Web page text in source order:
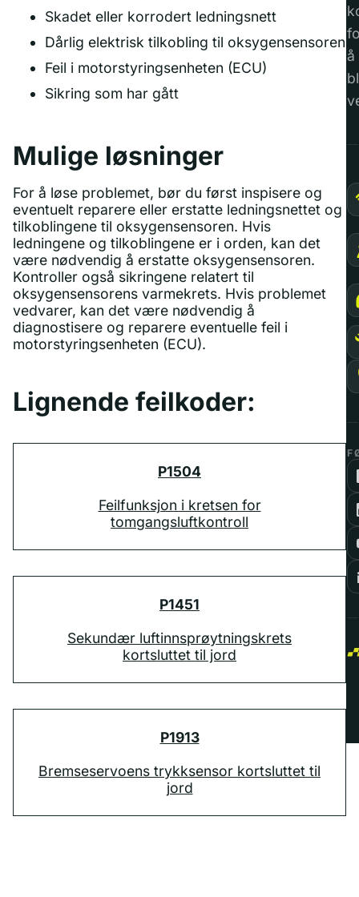
Skadet eller korrodert ledningsnett
Dårlig elektrisk tilkobling til oksygensensoren
Feil i motorstyringsenheten (ECU)
Sikring som har gått
Mulige løsninger
For å løse problemet, bør du først inspisere og
eventuelt reparere eller erstatte ledningsnettet og
tilkoblingene til oksygensensoren. Hvis
ledningene og tilkoblingene er i orden, kan det
være nødvendig å erstatte oksygensensoren.
Kontroller også sikringene relatert til
oksygensensorens varmekrets. Hvis problemet
vedvarer, kan det være nødvendig å
diagnostisere og reparere eventuelle feil i
motorstyringsenheten (ECU).
Lignende feilkoder:
P1504
Feilfunksjon i kretsen for
tomgangsluftkontroll
P1451
Sekundær luftinnsprøytningskrets
kortsluttet til jord
P1913
Bremseservoens trykksensor kortsluttet til
jord
å